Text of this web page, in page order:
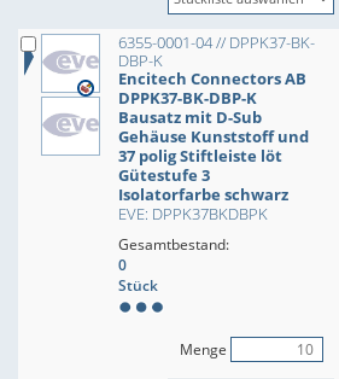
6355-0001-04 // DPPK37-BK-
DBP-K
Encitech Connectors AB
DPPK37-BK-DBP-K
Bausatz mit D-Sub
Gehäuse Kunststoff und
37 polig Stiftleiste löt
Gütestufe 3
Isolatorfarbe schwarz
EVE: DPPK37BKDBPK
Gesamtbestand:
0
Stück
Menge